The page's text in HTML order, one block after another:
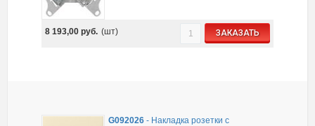
8 193,00 руб. (шт) ЗАКАЗАТЬ
G092026- Накладка розетки с